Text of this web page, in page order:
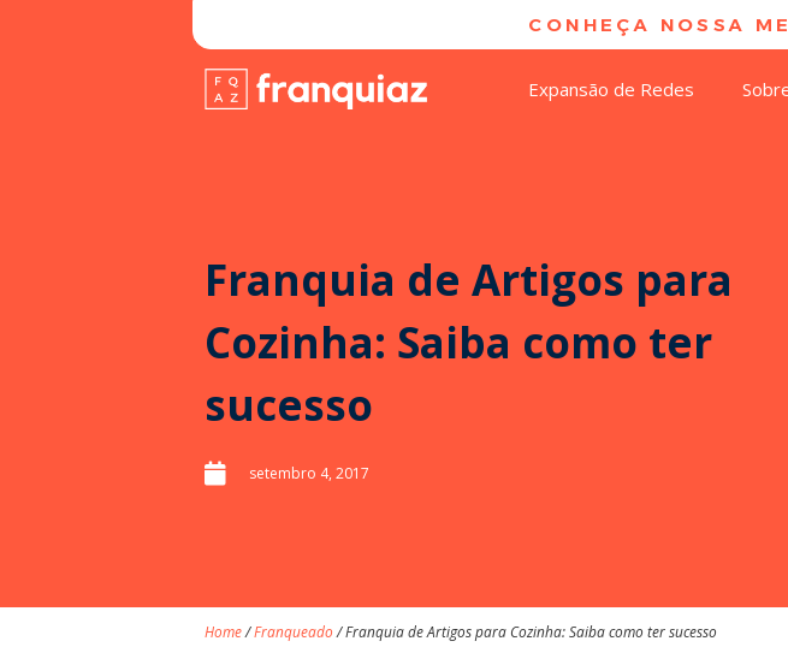
CONHEÇA NOSSA
Expansão de Redes
Franquia de Artigos para
Cozinha: Saiba como ter
sucesso
setembro 4, 2017
Home/Franqueado /Franquia de Artigos para Cozinha: Saiba como ter sucesso